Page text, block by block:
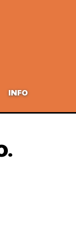
INFO